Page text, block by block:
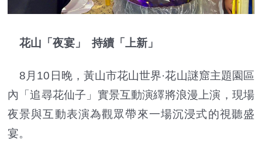
花山「夜宴」 持續「上新」
8月10日晚，黃山市花山世界·花山謎窟主題園區
內「追尋花仙子」實景互動演繹將浪漫上演，現場
夜景與互動表演為觀眾帶來一場沉浸式的視聽盛
宴。